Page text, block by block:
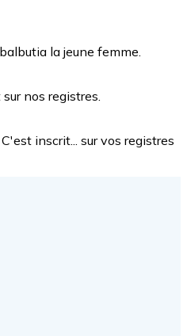
la jeune femme.
nos registres.
inscrit... sur vos registres